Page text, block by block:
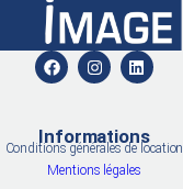
Informations
Conditions générales de location
Mentions légales